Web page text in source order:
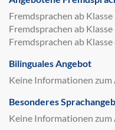
Fremdsprachen ab Klasse
Fremdsprachen ab
Fremdsprachen ab Klasse
Bilinguales Angebot
Keine Informationen zum
Besonderes
Keine Informationen zum